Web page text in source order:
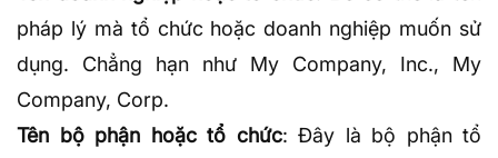
pháp lý mà tổ chức hoặc doanh nghiệp muốn sử
dụng. Chẳng hạn như My Company, Inc., My
Company, Corp.
Tên bộ phận hoặc tổ chức: Đây là bộ phận tổ